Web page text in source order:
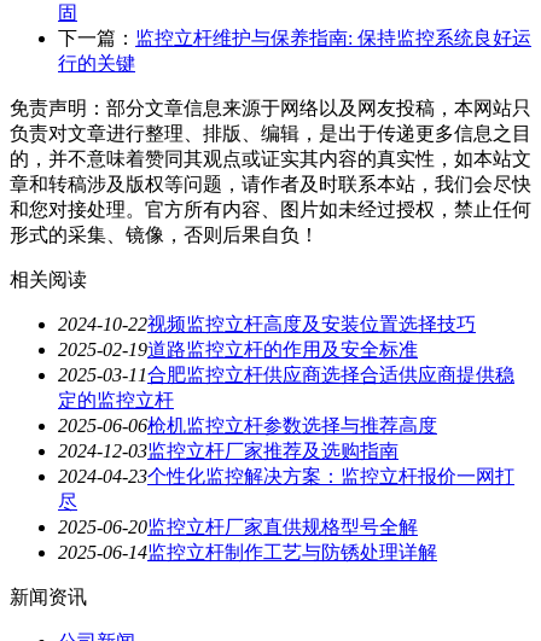
固
下一篇： 监控立杆维护与保养指南: 保持监控系统良好运
行的关键
免责声明：部分文章信息来源于网络以及网友投稿，本网站只
负责对文章进行整理、排版、编辑，是出于传递更多信息之目
的，并不意味着赞同其观点或证实其内容的真实性，如本站文
章和转稿涉及版权等问题，请作者及时联系本站，我们会尽快
和您对接处理。官方所有内容、图片如未经过授权，禁止任何
形式的采集、镜像，否则后果自负！
相关阅读
2024-10-22视频监控立杆高度及安装位置选择技巧
2025-02-19道路监控立杆的作用及安全标准
2025-03-11合肥监控立杆供应商选择合适供应商提供稳
定的监控立杆
2025-06-06枪机监控立杆参数选择与推荐高度
2024-12-03监控立杆厂家推荐及选购指南
2024-04-23个性化监控解决方案：监控立杆报价一网打
尽
2025-06-20监控立杆厂家直供规格型号全解
2025-06-14监控立杆制作工艺与防锈处理详解
新闻资讯